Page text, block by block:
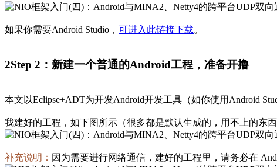
如果你需要Android Studio， 可进入此链接下载。
2Step 2：新建一个普通的Android工程，准备开撸
本文以Eclipse+ADT为开发Android开发工具（如你使用Android
我建好的工程，如下图所示（很多都是默认生成的，用不上的东
补充说明： 因为需要进行网络通信，建好的工程里，请务必在